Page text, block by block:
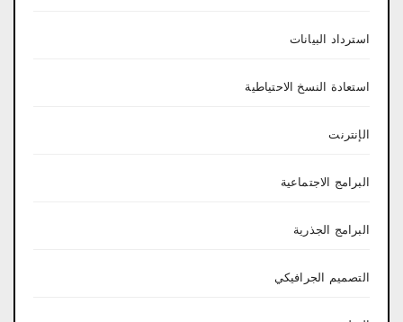
استرداد البيانات
استعادة النسخ الاحتياطية
الإنترنت
البرامج الاجتماعية
البرامج الجذرية
التصميم الجرافيكي